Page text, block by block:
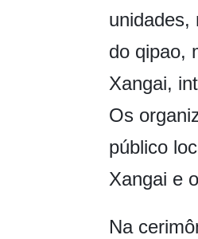
unidades,
do qipao,
Xangai,
Os
público
Xangai e
Na